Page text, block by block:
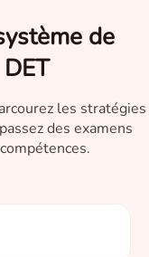
de
les stratégies
des examens